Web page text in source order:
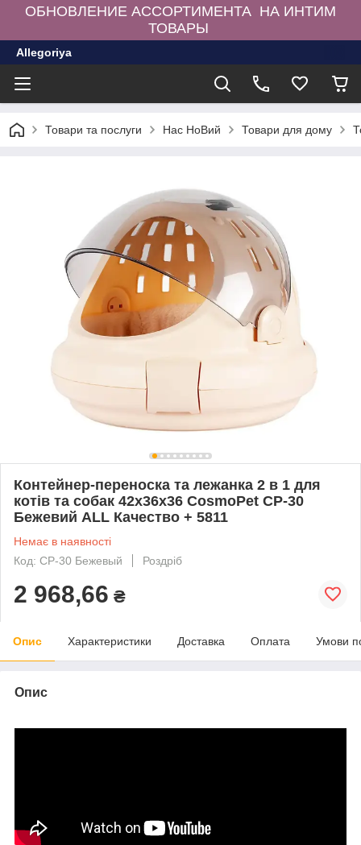
ОБНОВЛЕНИЕ АССОРТИМЕНТА НА ИНТИМ
ТОВАРЫ
Allegoriya
Товари та послуги Нас НоВий Товари для дому
Контейнер-переноска та лежанка 2 в 1 для
котів та собак 42х36х36 CosmoPet CP-30
Бежевий ALL Качество + 5811
Немає в наявності
Код: CP-30 Бежевый
Роздріб
2 968,66 ₴
Опис Характеристики Доставка Оплата Умови
Опис